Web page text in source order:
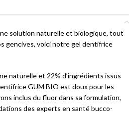
solution naturelle et biologique, tout
gencives, voici notre gel dentifrice
naturelle et 22% d’ingrédients issus
GUM BIO est doux pour les
inclus du fluor dans sa formulation,
des experts en santé bucco-